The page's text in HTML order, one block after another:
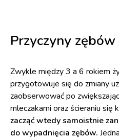
Przyczyny
Zwykle między 3 a 6 rokiem
przygotowuje się do zmiany
zaobserwować po
mleczakami oraz ścieraniu się
zacząć wtedy samoistnie
do wypadnięcia zębów.